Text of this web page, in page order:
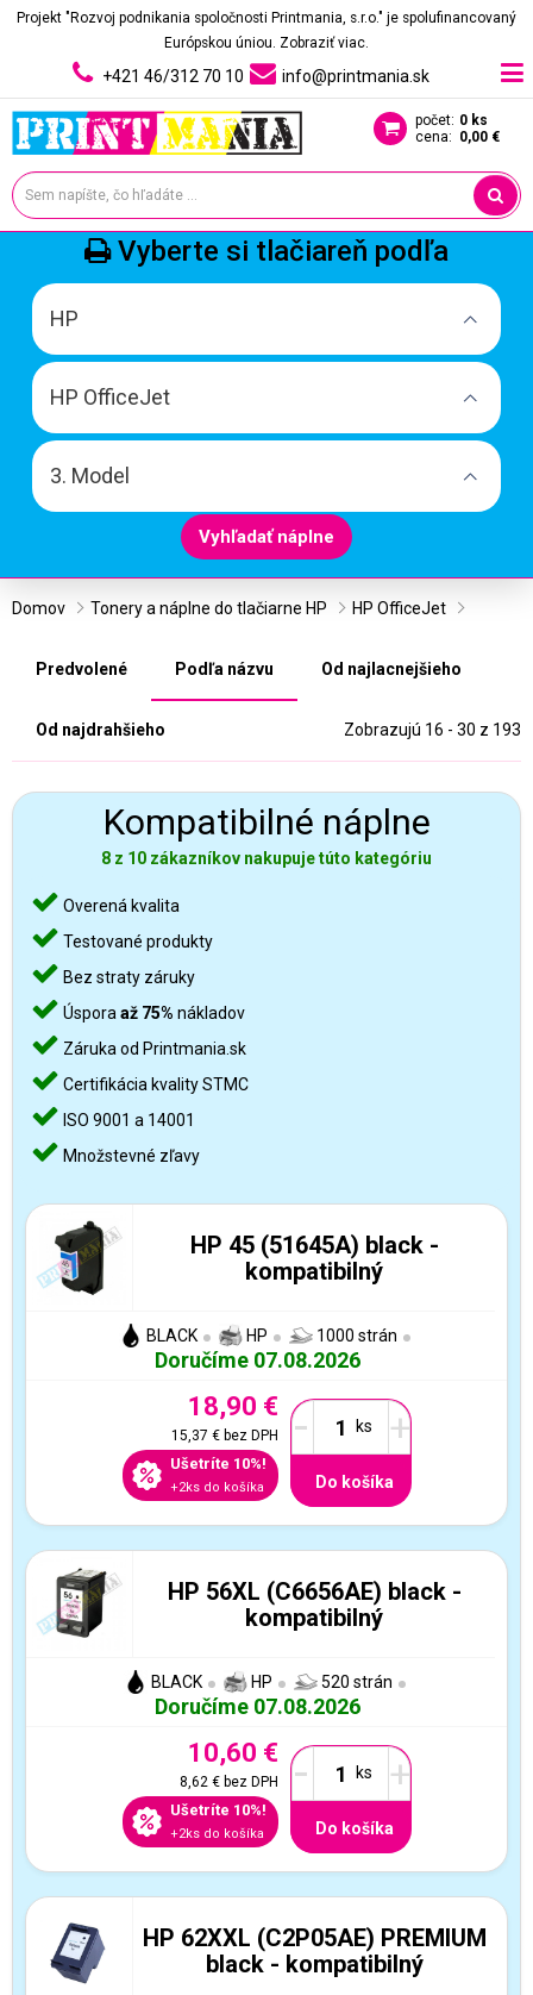
Projekt "Rozvoj podnikania spoločnosti Printmania, s.r.o." je spolufinancovaný
Európskou úniou. Zobraziť viac.
+421 46/312 70 10 info@printmania.sk
počet: 0 ks
cena: 0,00 €
Vyberte si tlačiareň podľa
HP
HP OfficeJet
3. Model
Vyhľadať náplne
Domov Tonery a náplne do tlačiarne HP HP OfficeJet
Predvolené Podľa názvu Od najlacnejšieho
Od najdrahšieho Zobrazujú 16 - 30 z 193
Kompatibilné náplne
8 z 10 zákazníkov nakupuje túto kategóriu
Overená kvalita
Testované produkty
Bez straty záruky
Úspora až 75% nákladov
Záruka od Printmania.sk
Certifikácia kvality STMC
ISO 9001 a 14001
Množstevné zľavy
HP 45 (51645A) black -
kompatibilný
BLACK HP 1000 strán
Doručíme 07.08.2026
18,90 €
15,37 €bez DPH
Ušetríte 10%!
+2ks do košíka
- +
Do košíka
HP 56XL (C6656AE) black -
kompatibilný
BLACK HP 520 strán
Doručíme 07.08.2026
10,60 €
8,62 €bez DPH
Ušetríte 10%!
+2ks do košíka
- +
Do košíka
HP 62XXL (C2P05AE) PREMIUM
black - kompatibilný